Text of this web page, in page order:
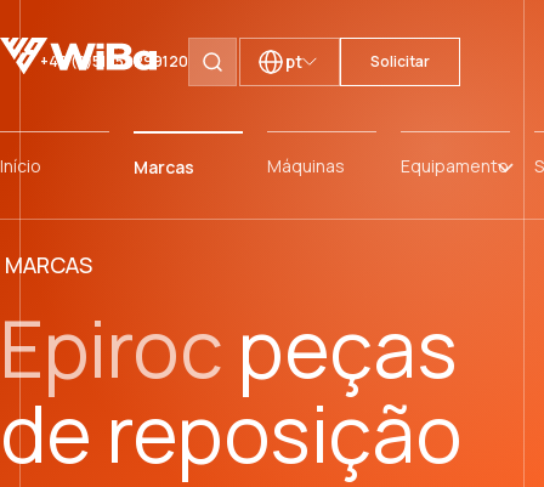
+49 (0)511 59299120 Pesquisar páginas
pt Solicitar
Início Marcas Máquinas Equipamento
MARCAS
Epiroc peças
de reposição